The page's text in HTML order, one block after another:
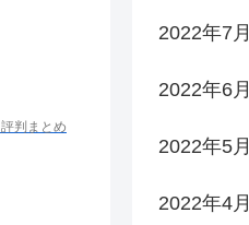
判まとめ
2022年7月
2022年6月
2022年5月
2022年4月